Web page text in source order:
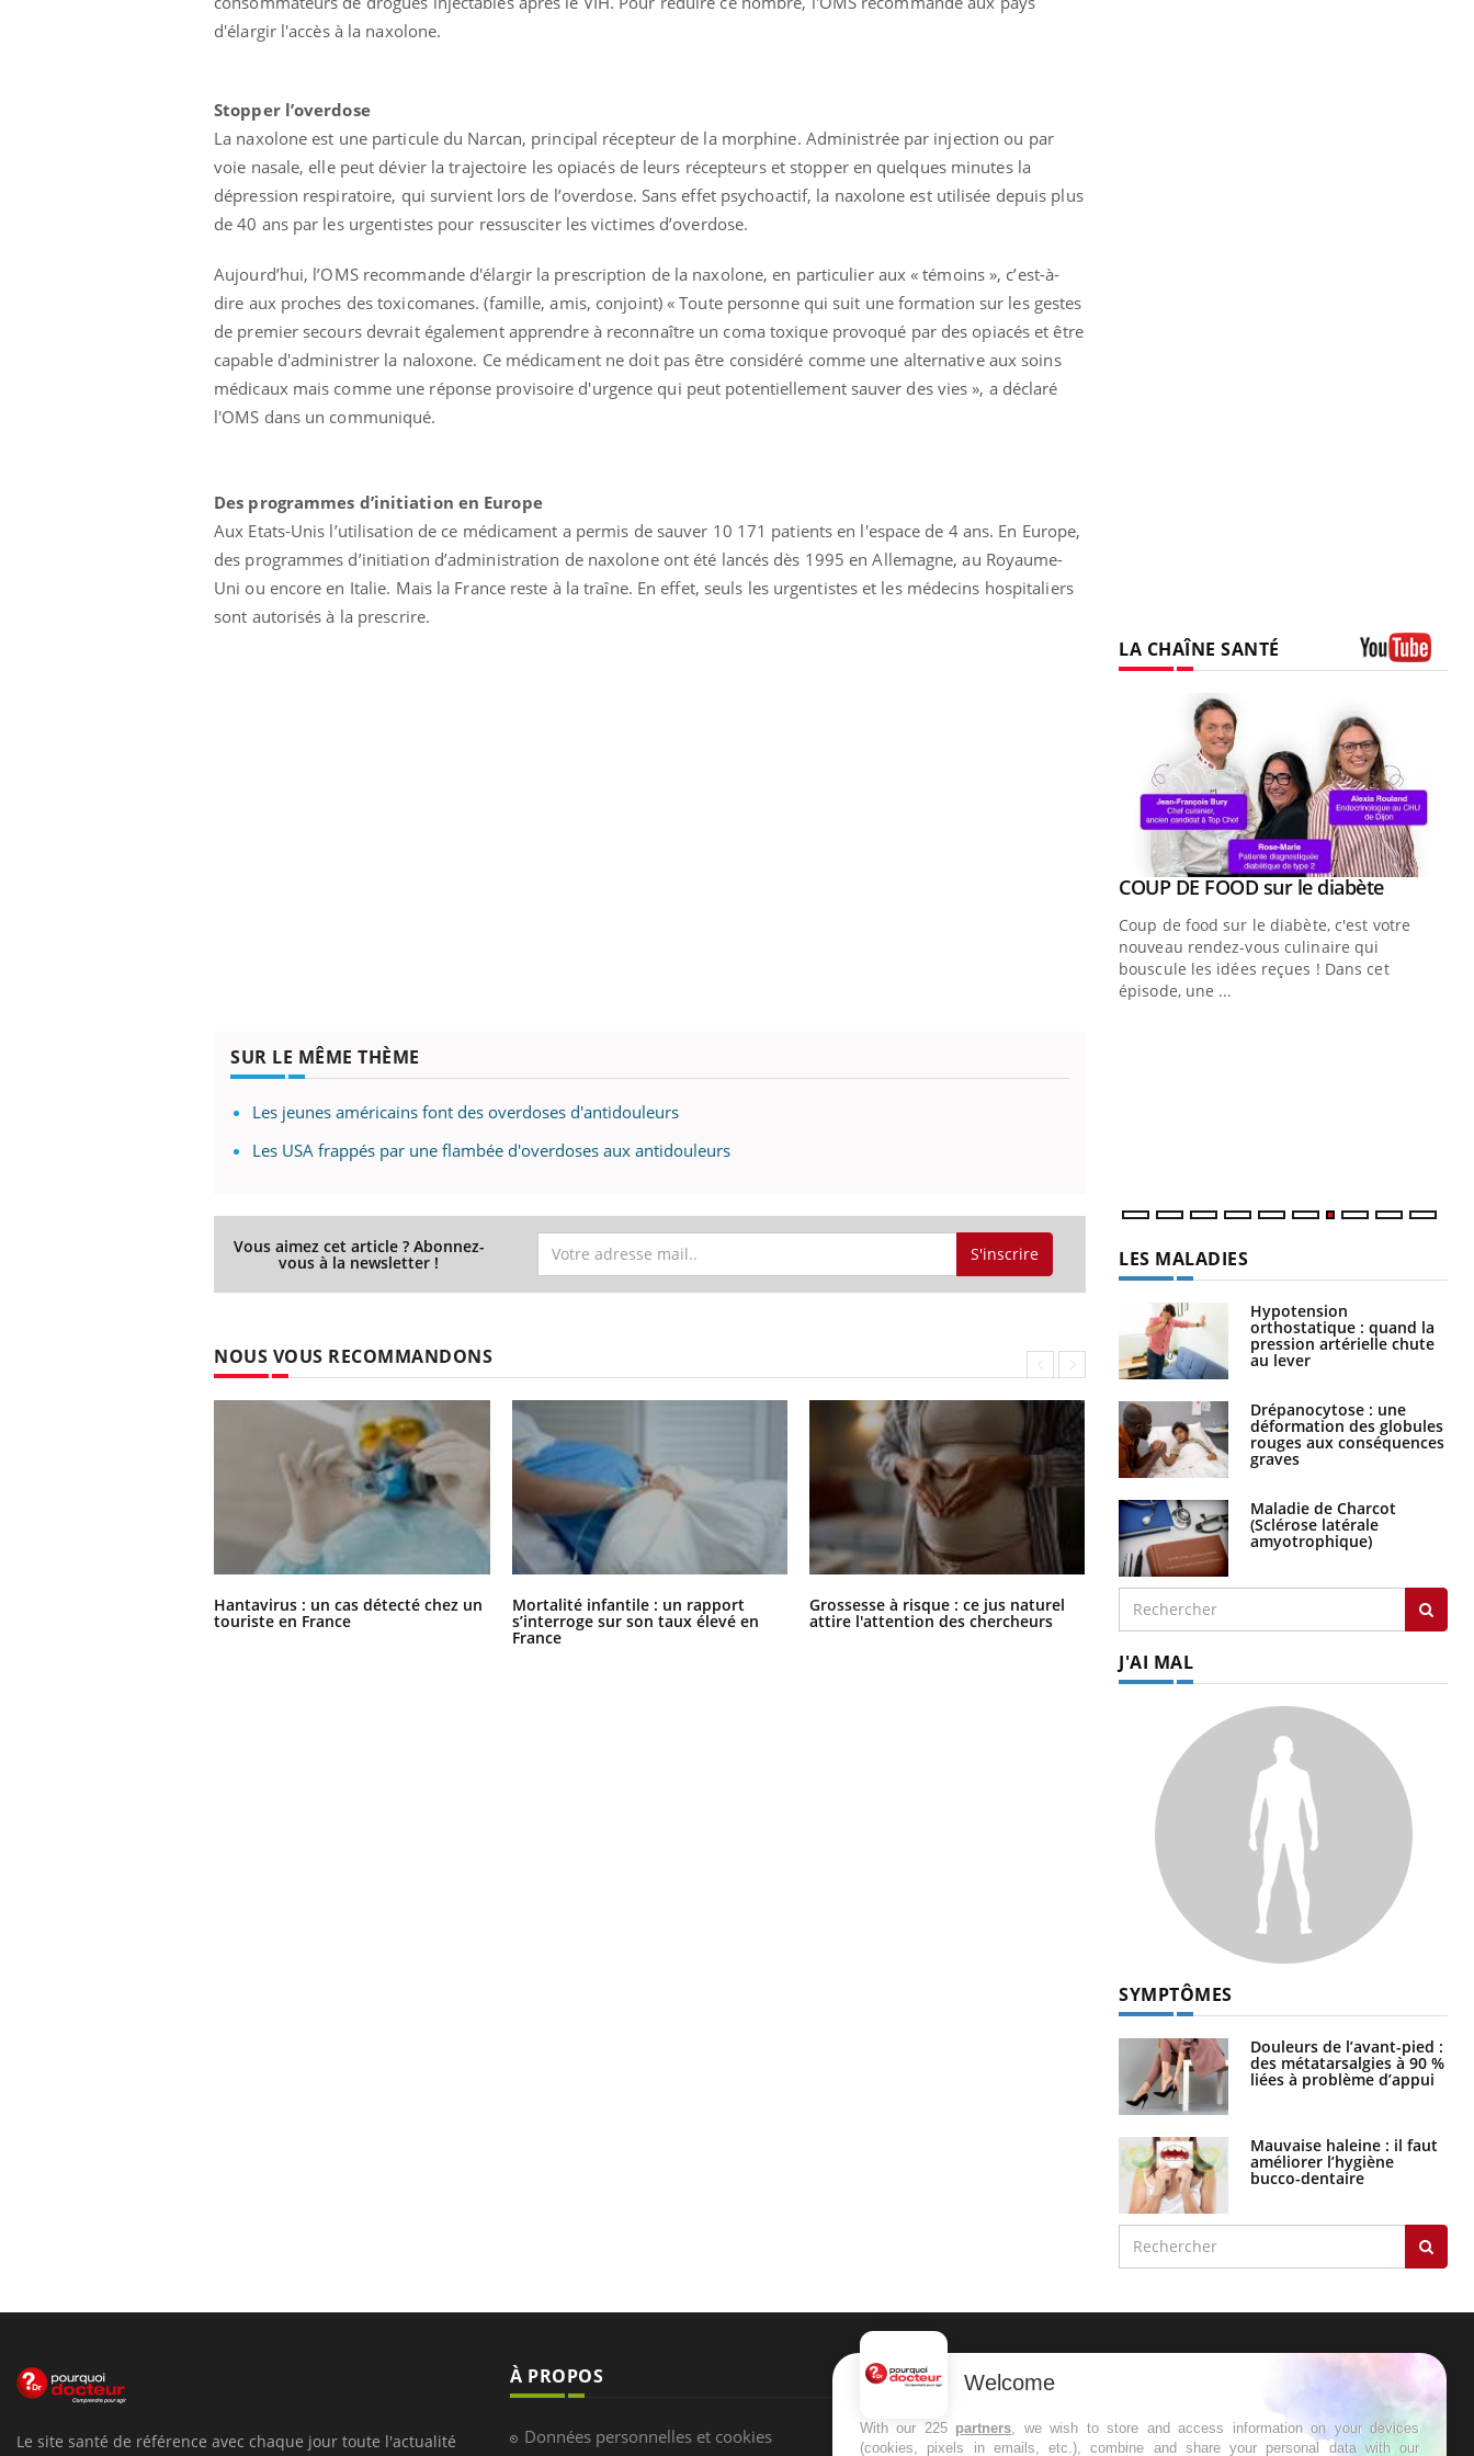
d'élargir l'accès à la naxolone.
Stopper l’overdose
La naxolone est une particule du Narcan, principal récepteur de la morphine. Administrée par injection ou par
voie nasale, elle peut dévier la trajectoire les opiacés de leurs récepteurs et stopper en quelques minutes la
dépression respiratoire, qui survient lors de l’overdose. Sans effet psychoactif, la naxolone est utilisée depuis plus
de 40 ans par les urgentistes pour ressusciter les victimes d’overdose.
Aujourd’hui, l’OMS recommande d'élargir la prescription de la naxolone, en particulier aux « témoins », c’est-à-
dire aux proches des toxicomanes. (famille, amis, conjoint) « Toute personne qui suit une formation sur les gestes
de premier secours devrait également apprendre à reconnaître un coma toxique provoqué par des opiacés et être
capable d'administrer la naloxone. Ce médicament ne doit pas être considéré comme une alternative aux soins
médicaux mais comme une réponse provisoire d'urgence qui peut potentiellement sauver des vies », a déclaré
l'OMS dans un communiqué.
Des programmes d’initiation en Europe
Aux Etats-Unis l’utilisation de ce médicament a permis de sauver 10 171 patients en l'espace de 4 ans. En Europe,
des programmes d’initiation d’administration de naxolone ont été lancés dès 1995 en Allemagne, au Royaume-
Uni ou encore en Italie. Mais la France reste à la traîne. En effet, seuls les urgentistes et les médecins hospitaliers
sont autorisés à la prescrire.
SUR LE MÊME THÈME
Les jeunes américains font des overdoses d'antidouleurs
Les USA frappés par une flambée d'overdoses aux antidouleurs
Vous aimez cet article ? Abonnez-
vous à la newsletter ! S'inscrire
NOUS VOUS RECOMMANDONS
Hantavirus : un cas détecté chez un
touriste en France
Mortalité infantile : un rapport
s’interroge sur son taux élevé en
France
Grossesse à risque : ce jus naturel
attire l'attention des chercheurs
Comment oublier les écrans en
vacances ?
LA CHAÎNE SANTÉ
Youtube
COUP DE FOOD sur le diabèteYoutube
Coup de food sur le diabète, c'est votre
nouveau rendez-vous culinaire qui
bouscule les idées reçues ! Dans cet
épisode, une ...
LES MALADIES
Hypotension
orthostatique : quand la
pression artérielle chute
au lever
Drépanocytose : une
déformation des globules
rouges aux conséquences
graves
Maladie de Charcot
(Sclérose latérale
amyotrophique)
J'AI MAL
SYMPTÔMES
Douleurs de l’avant-pied :
des métatarsalgies à 90 %
liées à problème d’appui
Mauvaise haleine : il faut
améliorer l’hygiène
bucco-dentaire
Le site santé de référence avec chaque jour toute l'actualité
À PROPOS
Données personnelles et cookies
NEWSLETTER
Recevez toutes les semaines les meilleures
infos santé
Welcome
With our 225 partners, we wish to store and access information on your devices
(cookies, pixels in emails, etc.), combine and share your personal data with our